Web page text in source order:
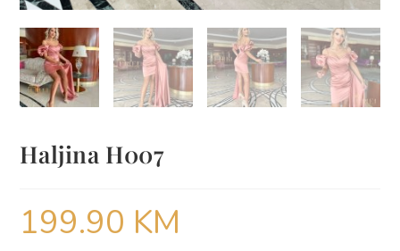
Haljina H007
199.90 KM